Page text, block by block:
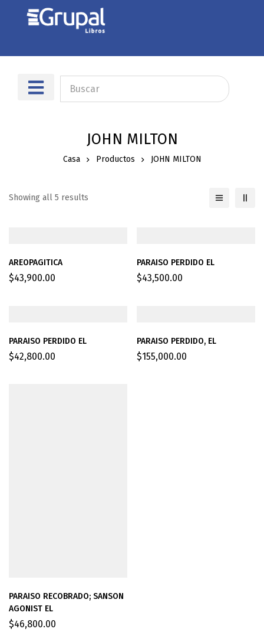
JOHN MILTON
Casa Productos JOHN MILTON
Showing all 5 results
AREOPAGITICA
$43,900.00
PARAISO PERDIDO EL
$43,500.00
PARAISO PERDIDO EL
$42,800.00
PARAISO PERDIDO, EL
$155,000.00
PARAISO RECOBRADO; SANSON
AGONIST EL
$46,800.00